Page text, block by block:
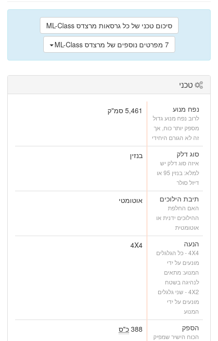
סיכום טכני של כל גרסאות מרצדס ML-Class
7 מפרטים נוספים של מרצדס ML-Class
טכני
נפח מנוע
לרוב נפח מנוע גדול
מספק יותר כוח, אך
זה לא הגורם היחידי
5,461 סמ"ק
סוג דלק
איזה סוג דלק יש
למלא: בנזין 95 או
דיזל סולר
בנזין
תיבת הילוכים
האם החלפת
ההילוכים ידנית או
אוטומטית
אוטומטי
הנעה
4X4 - כל הגלגלים
מונעים על ידי
המנוע: מתאים
לנהיגה בשטח
4X2 - שני גלגלים
מונעים על ידי
המנוע
4X4
הספק
הכוח הישיר שמפיק
388 כ"ס